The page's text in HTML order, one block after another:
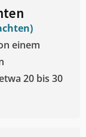
einem
20 bis 30